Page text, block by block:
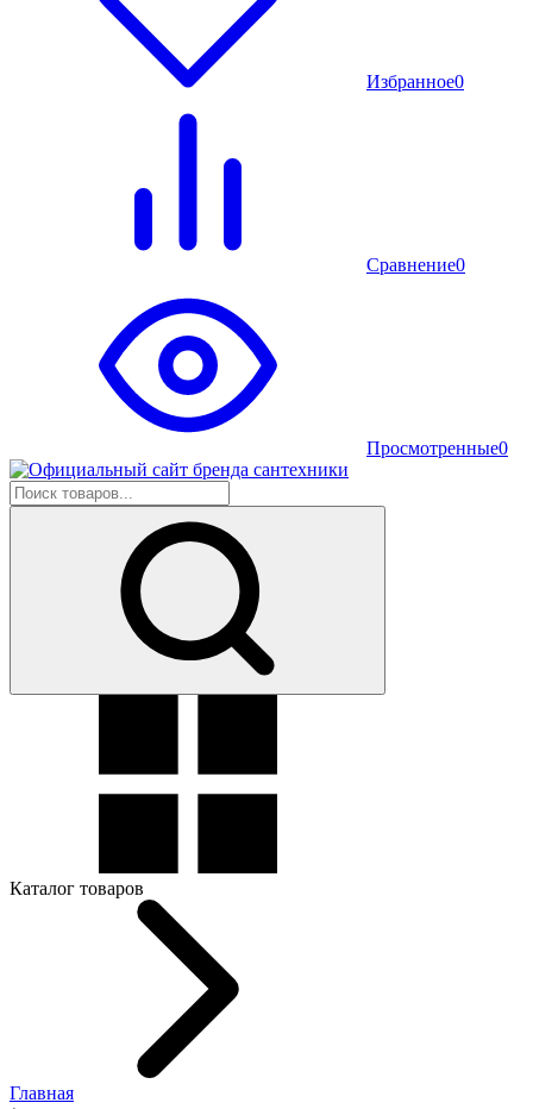
Избранное0
Сравнение0
Просмотренные0
Каталог товаров
Главная